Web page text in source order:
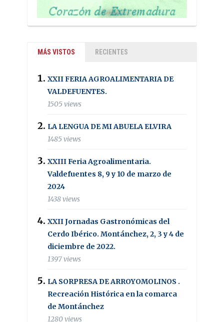
MÁS VISTOS RECIENTES
XXII FERIA AGROALIMENTARIA DE
VALDEFUENTES.
1505 views
LA LENGUA DE MI ABUELA ELVIRA
1485 views
XXIII Feria Agroalimentaria.
Valdefuentes 8, 9 y 10 de marzo de
2024
1438 views
XXII Jornadas Gastronómicas del
Cerdo Ibérico. Montánchez, 2, 3 y 4 de
diciembre de 2022.
1397 views
LA SORPRESA DE ARROYOMOLINOS .
Recreación Histórica en la comarca
de Montánchez
1280 views